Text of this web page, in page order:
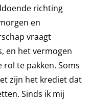
richting
en
vraagt
en het vermogen
te pakken. Soms
zijn het krediet dat
Sinds ik mij